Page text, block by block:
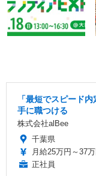
「最短でスピード
手に職つける
株式会社alBee
千葉県
月給25万円～37万
正社員